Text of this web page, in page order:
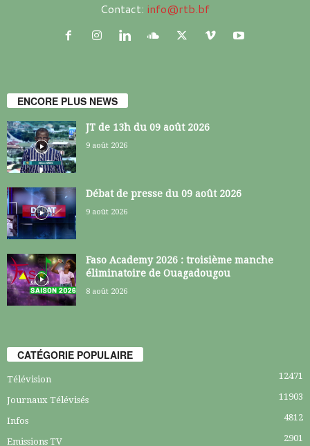
Contact: info@rtb.bf
ENCORE PLUS NEWS
JT de 13h du 09 août 2026
9 août 2026
Débat de presse du 09 août 2026
9 août 2026
Faso Academy 2026 : troisième manche
éliminatoire de Ouagadougou
8 août 2026
CATÉGORIE POPULAIRE
Télévision 12471
Journaux Télévisés 11903
Infos 4812
Emissions TV 2901